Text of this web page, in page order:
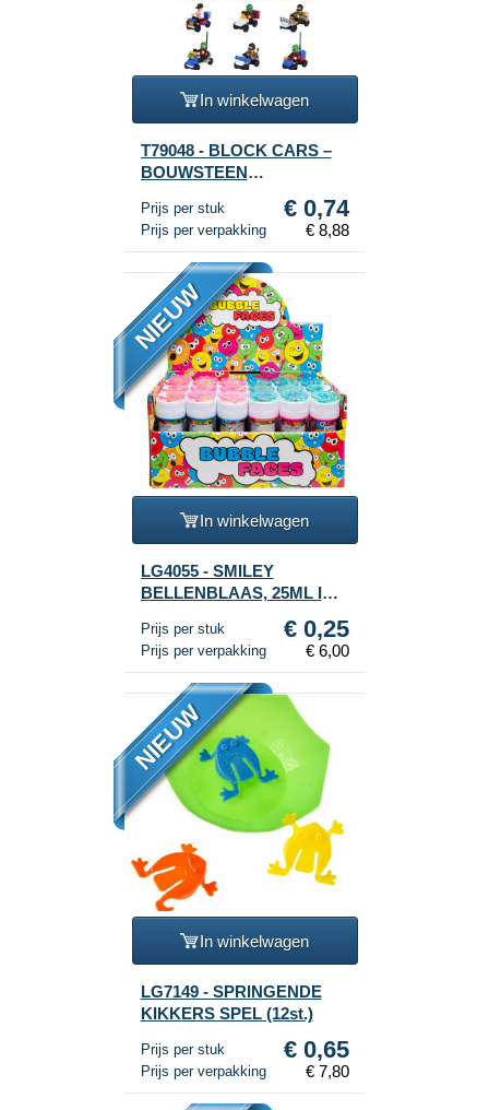
In winkelwagen
T79048 - BLOCK CARS –
BOUWSTEEN
(12st.)
Prijs per stuk € 0,74
Prijs per verpakking € 8,88
NIEUW
In winkelwagen
LG4055 - SMILEY
BELLENBLAAS, 25ML IN
Prijs per stuk € 0,25
Prijs per verpakking € 6,00
NIEUW
In winkelwagen
LG7149 - SPRINGENDE
KIKKERS SPEL (12st.)
Prijs per stuk € 0,65
Prijs per verpakking € 7,80